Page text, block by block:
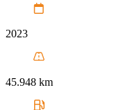
2023
45.948 km